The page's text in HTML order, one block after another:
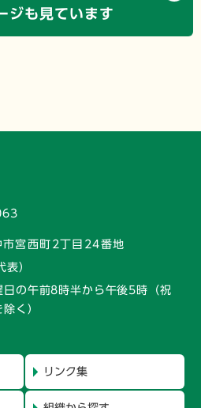
ジも見ています
宮西町2丁目24番地
）
日の午前8時半から午後5時 （祝
く）
リンク集